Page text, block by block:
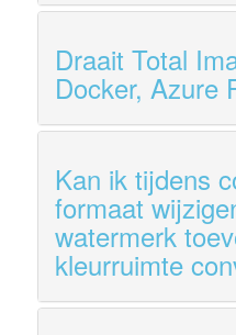
Draait Total
Docker, Azure
Kan ik tijdens
formaat
watermerk
kleurruimte